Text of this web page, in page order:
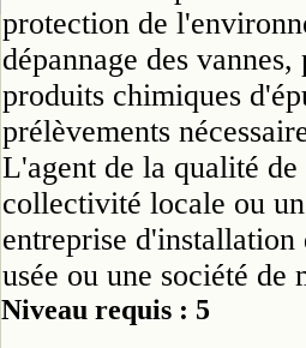
protection de
dépannage des
produits chimiques
prélèvements
L'agent de la qualité
collectivité locale ou
entreprise d'installation
usée ou une société de
Niveau requis : 5